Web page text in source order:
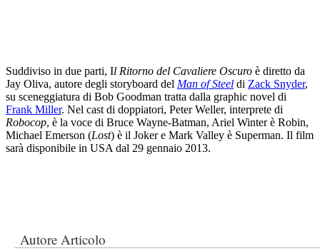
Suddiviso in due parti, Il Ritorno del Cavaliere Oscuro è diretto da
Jay Oliva, autore degli storyboard del Man of Steel di Zack Snyder,
su sceneggiatura di Bob Goodman tratta dalla graphic novel di
Frank Miller. Nel cast di doppiatori, Peter Weller, interprete di
Robocop, è la voce di Bruce Wayne-Batman, Ariel Winter è Robin,
Michael Emerson (Lost) è il Joker e Mark Valley è Superman. Il film
sarà disponibile in USA dal 29 gennaio 2013.
Autore Articolo